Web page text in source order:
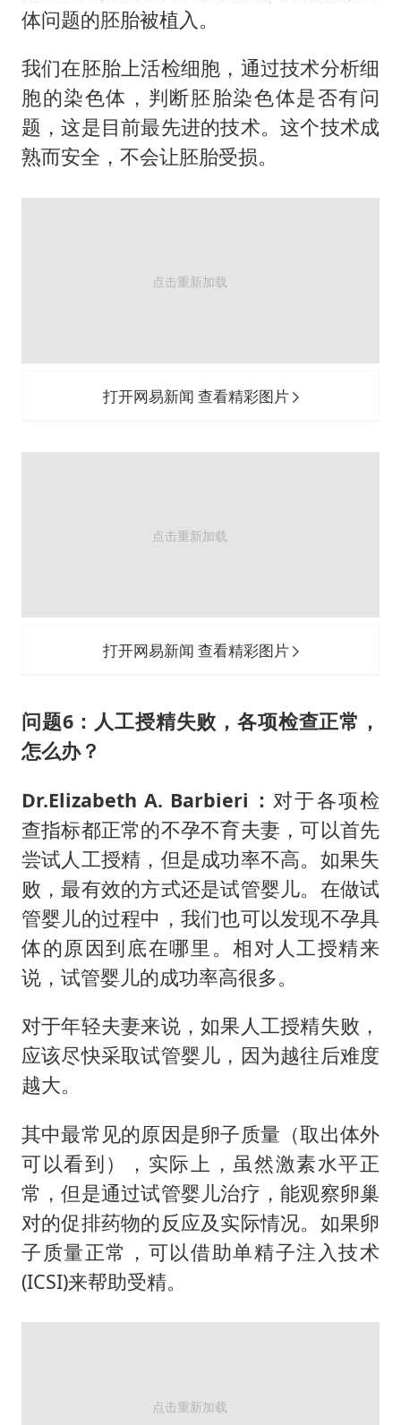
体问题的胚胎被植入。
我们在胚胎上活检细胞，通过技术分析细
胞的染色体，判断胚胎染色体是否有问
题，这是目前最先进的技术。这个技术成
熟而安全，不会让胚胎受损。
打开网易新闻 查看精彩图片
打开网易新闻 查看精彩图片
问题6： 人工授精失败，各项检查正常，
怎么办？
Dr.Elizabeth A. Barbieri： 对于各项检
查指标都正常的不孕不育夫妻，可以首先
尝试人工授精，但是成功率不高。如果失
败，最有效的方式还是试管婴儿。在做试
管婴儿的过程中，我们也可以发现不孕具
体的原因到底在哪里。相对人工授精来
说，试管婴儿的成功率高很多。
对于年轻夫妻来说，如果人工授精失败，
应该尽快采取试管婴儿，因为越往后难度
越大。
其中最常见的原因是卵子质量（取出体外
可以看到），实际上，虽然激素水平正
常，但是通过试管婴儿治疗，能观察卵巢
对的促排药物的反应及实际情况。如果卵
子质量正常，可以借助单精子注入技术
(ICSI)来帮助受精。